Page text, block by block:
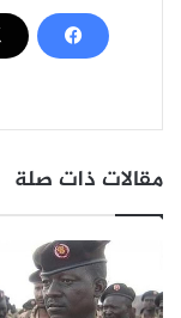
مقالات ذات صلة